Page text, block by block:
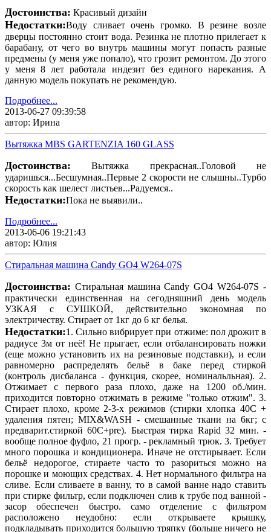
Достоинства: Красивый дизайн
Недостатки:Воду сливает очень громко. В резине возле
дверцы постоянно стоит вода. Резинка не плотно прилегает к
барабану, от чего во внутрь машины могут попасть разные
предмены (у меня уже попало), что грозит ремонтом. До этого
у меня 8 лет работала индезит без единого нарекания. А
данную модель покупать не рекомендую.
Подробнее...
2013-06-27 09:39:58
автор: Ирина
Вытяжка MBS GARTENZIA 160 GLASS
Достоинства: Вытяжка прекрасная..Головой не
ударишься...Бесшумная..Первые 2 скорости не слышны..Турбо
скорость как шелест листьев...Радуемся..
Недостатки:Пока не выявили..
Подробнее...
2013-06-06 19:21:43
автор: Юлия
Стиральная машина Candy GO4 W264-07S
Достоинства: Стиральная машина Candy GO4 W264-07S -
практически единственная на сегодняшний день модель
УЗКАЯ с СУШКОЙ, действительно экономная по
электричеству. Стирает от 1кг до 6 кг белья.
Недостатки:1. Сильно вибрирует при отжиме: пол дрожит в
радиусе 3м от неё! Не прыгает, если отбалансировать ножки
(еще можно установить их на резиновые подставки), и если
равномерно распределять бельё в баке перед стиркой
(контроль дисбаланса - функция, скорее, номинальльная). 2.
Отжимает с первого раза плохо, даже на 1200 об./мин.
приходится повторно отжимать в режиме "только отжим". 3.
Стирает плохо, кроме 2-3-х режимов (стирки хлопка 40С +
удаления пятен; MIX&WASH - смешанные ткани на 6кг; с
предварит.стиркой 60С+pre). Быстрая тирка Rapid 32 мин. -
вообще полное фуфло, 21 прогр. - рекламный трюк. 3. Требует
много порошка и кондиционера. Иначе не отстирывает. Если
бельё недорогое, стираете часто то разориться можно на
порошке и моющих средствах. 4. Нет нормального фильтра на
сливе. Если сливаете в ванну, то в самой ванне надо ставить
при стирке фильтр, если подключен слив к трубе под ванной -
засор обеспечен быстро. само отделение с фильтром
расположено неудобно: если открываете крышку,
подкладывать приходится большую тряпку (больше ничего не